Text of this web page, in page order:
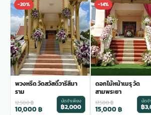
-20%
พวงหรีด วัดสวัสดิ์วารีสีมา
ราม
12,500฿
10,000฿
มัดจำเพียง
฿2,000
-14%
ดอกไม้หน้าเมรุ วัด
สามพระยา
17,500฿
15,000฿
มัดจ
฿